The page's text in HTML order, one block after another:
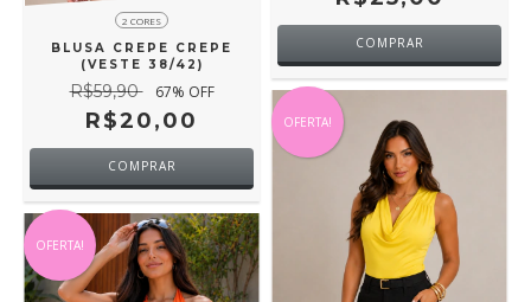
2 CORES
BLUSA CREPE CREPE
(VESTE 38/42)
R$59,90 67% OFF
R$20,00
COMPRAR
COMPRAR
OFERTA!
OFERTA!